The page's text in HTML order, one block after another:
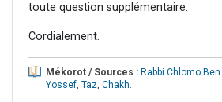
toute question supplémentaire.
Cordialement.
Mékorot / Sources : Rabbi Chlomo
Yossef, Taz, Chakh.